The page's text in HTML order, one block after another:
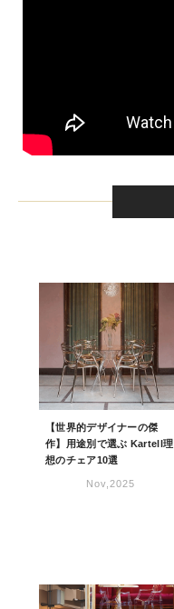
【世界的デザイナーの傑
作】用途別で選ぶ Kartell理
想のチェア10選
Nov,2025